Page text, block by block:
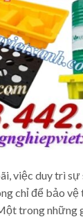
việc duy trì sự
chỉ để bảo vệ
trong những